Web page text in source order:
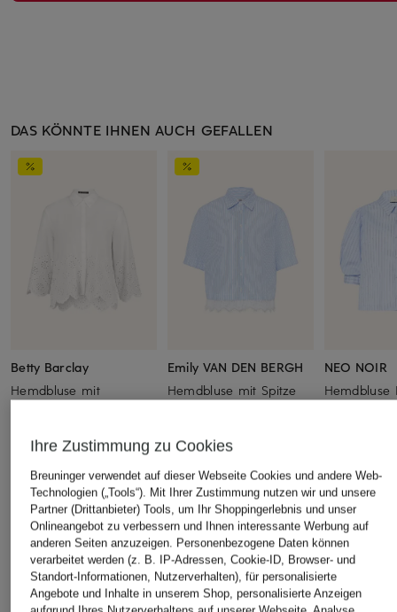
DAS KÖNNTE IHNEN AUCH GEFALLEN
Betty Barclay
Hemdbluse mit
CHF 95
Ursprünglich:CHF 119
Emily VAN DEN BERGH
Hemdbluse mit Spitze
Ursprünglich:
NEO NOIR
Hemdbluse
ÄHNLICHE ARTIKEL ENTDECKEN
Ihre Zustimmung zu Cookies
Breuninger verwendet auf dieser Webseite Cookies und andere Web-
Technologien („Tools“). Mit Ihrer Zustimmung nutzen wir und unsere
Partner (Drittanbieter) Tools, um Ihr Shoppingerlebnis und unser
Onlineangebot zu verbessern und Ihnen interessante Werbung auf
anderen Seiten anzuzeigen. Personenbezogene Daten können
verarbeitet werden (z. B. IP-Adressen, Cookie-ID, Browser- und
Standort-Informationen, Nutzerverhalten), für personalisierte
Angebote und Inhalte in unserem Shop, personalisierte Anzeigen